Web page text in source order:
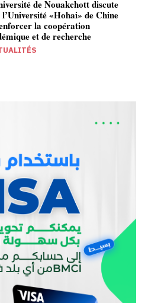
de Nouakchott discute
l’Université «Hohai» de Chine
la coopération
et de recherche